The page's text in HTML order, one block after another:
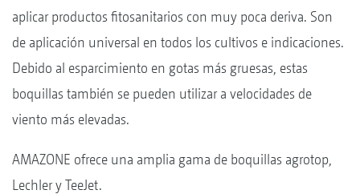
aplicar productos fitosanitarios con muy poca deriva. Son
de aplicación universal en todos los cultivos e indicaciones.
Debido al esparcimiento en gotas más gruesas, estas
boquillas también se pueden utilizar a velocidades de
viento más elevadas.
AMAZONE ofrece una amplia gama de boquillas agrotop,
Lechler y TeeJet.